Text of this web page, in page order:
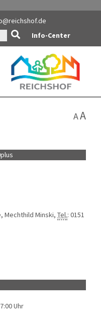
Info-Center
AA
Mechthild Minski, Tel.: 0151
Uhr